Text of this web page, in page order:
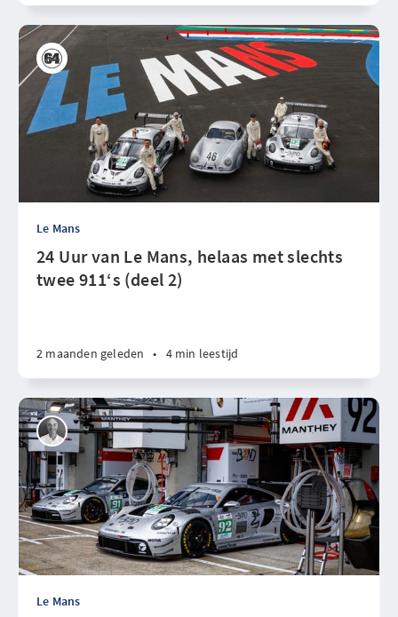
Le Mans
24 Uur van Le Mans, helaas met slechts
twee 911‘s (deel 2)
2 maanden geleden • 4 min leestijd
Le Mans